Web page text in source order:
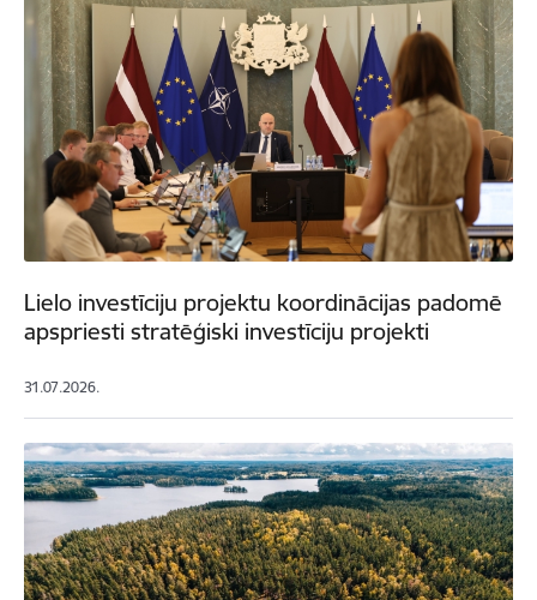
Lielo investīciju projektu koordinācijas padomē
apspriesti stratēģiski investīciju projekti
31.07.2026.